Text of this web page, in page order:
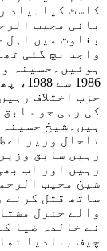
کاسٹ کیا۔یاد
بانی مجیب
بغاوت میں اہل
واجد بچ گئی
حزب اختلاف
کی رہی جو
تاحال وزیر
رہیں سابق
رہیں اور اب
شیخ مجیب
ساتھ قتل کرنے
والے جنرل
نے خالدہ ضیا
چیف بنادیا